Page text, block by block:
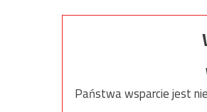
Państwa wsparcie jest